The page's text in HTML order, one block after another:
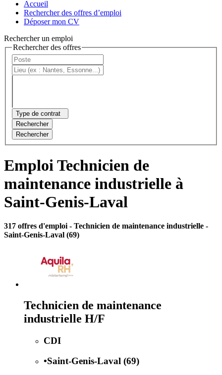
Accueil
Rechercher des offres d’emploi
Déposer mon CV
Rechercher un emploi
Rechercher des offres
Type de contrat
Rechercher
Rechercher
Emploi Technicien de
maintenance industrielle à
Saint-Genis-Laval
317 offres d'emploi - Technicien de maintenance industrielle -
Saint-Genis-Laval (69)
Technicien de maintenance
industrielle H/F
CDI
•Saint-Genis-Laval (69)